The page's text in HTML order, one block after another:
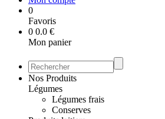
0
Favoris
0 0.0 €
Mon panier
Nos Produits
Légumes
Légumes frais
Conserves